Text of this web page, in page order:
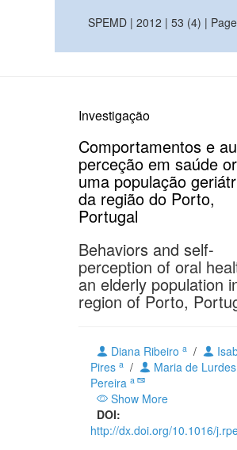
SPEMD | 2012 | 53 (4) |
Investigação
Comportamentos e
perceção em saúde
uma população
da região do Porto,
Portugal
Behaviors and self-
perception of oral
an elderly population
region of Porto,
Diana Ribeiro a /
Pires a /
Maria de Lurdes
Pereira a
Show More
DOI:
http://dx.doi.org/10.1016/